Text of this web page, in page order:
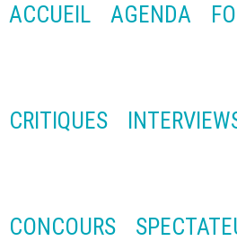
ACCUEIL AGENDA
CRITIQUES
CONCOURS